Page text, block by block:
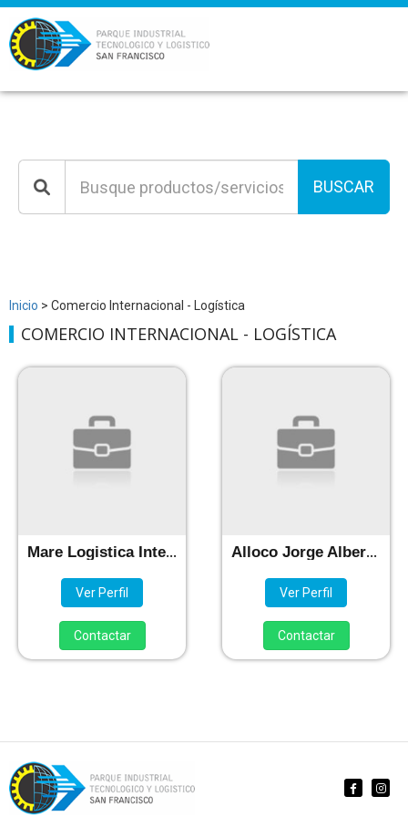
BUSCAR
Inicio > Comercio Internacional - Logística
COMERCIO INTERNACIONAL - LOGÍSTICA
Mare Logistica Internacional
Ver Perfil
Contactar
Alloco Jorge Alberto / RDM Logistica Int
Ver Perfil
Contactar